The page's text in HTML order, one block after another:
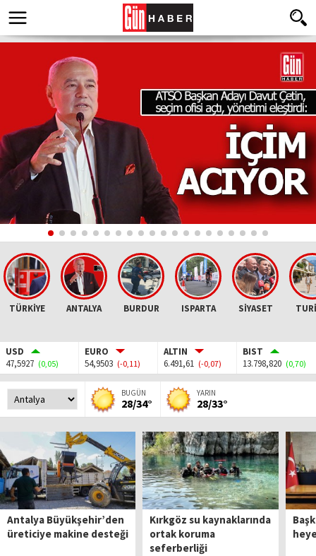
TÜRKİYE ANTALYA BURDUR ISPARTA SİYASET
USD
47,5927 (0,05)
EURO
54,9503 (-0,11)
ALTIN
6.491,61 (-0,07)
BIST
13.798,820 (0,70)
BUGÜN
28/34°
YARIN
28/33°
Antalya Büyükşehir’den
üreticiye makine desteği
Kırkgöz su kaynaklarında
ortak koruma
seferberliği